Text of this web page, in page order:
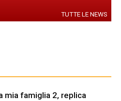
TUTTE LE NEWS
mia famiglia 2, replica